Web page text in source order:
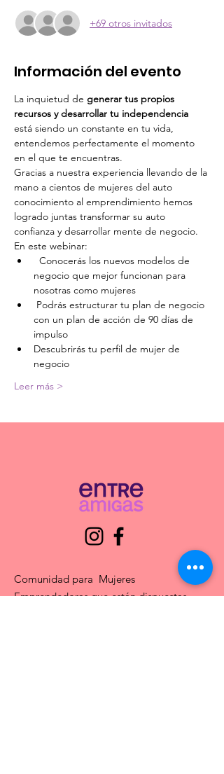
+69 otros invitados
Información del evento
La inquietud de generar tus propios
recursos y desarrollar tu independencia
está siendo un constante en tu vida,
entendemos perfectamente el momento
en el que te encuentras.
Gracias a nuestra experiencia llevando de la
mano a cientos de mujeres del auto
conocimiento al emprendimiento hemos
logrado juntas transformar su auto
confianza y desarrollar mente de negocio.
En este webinar:
Conocerás los nuevos modelos de
negocio que mejor funcionan para
nosotras como mujeres
⁠Podrás estructurar tu plan de negocio
con un plan de acción de 90 días de
impulso  ⁠
Descubrirás tu perfil de mujer de
negocio
Leer más >
Comunidad para Mujeres
Emprendedoras que están dispuestas